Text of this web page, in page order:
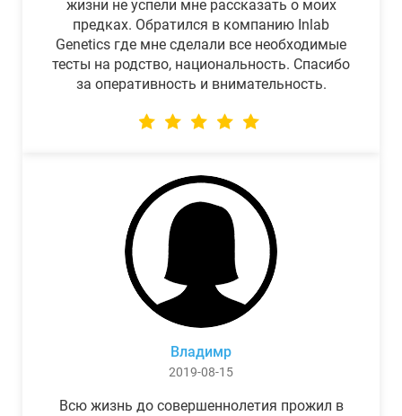
жизни не успели мне рассказать о моих
предках. Обратился в компанию Inlab
Genetics где мне сделали все необходимые
тесты на родство, национальность. Спасибо
за оперативность и внимательность.
Владимр
2019-08-15
Всю жизнь до совершеннолетия прожил в